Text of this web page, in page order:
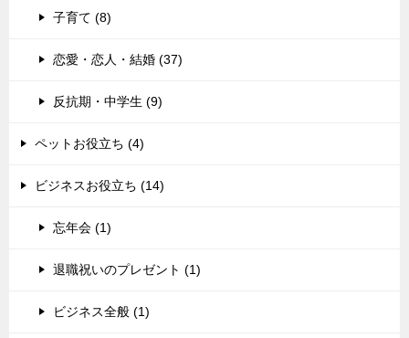
子育て (8)
恋愛・恋人・結婚 (37)
反抗期・中学生 (9)
ペットお役立ち (4)
ビジネスお役立ち (14)
忘年会 (1)
退職祝いのプレゼント (1)
ビジネス全般 (1)